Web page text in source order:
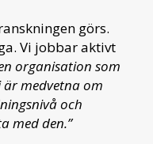
görs.
Vi jobbar aktivt
organisation som
är medvetna om
och
med den.”